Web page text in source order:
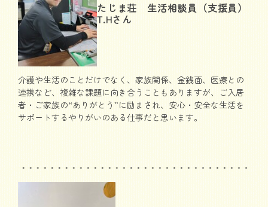
たじま荘 生活相談員（支援員）
T.Hさん
介護や生活のことだけでなく、家族関係、金銭面、医療との
連携など、複雑な課題に向き合うこともありますが、ご入居
者・ご家族の“ありがとう”に励まされ、安心・安全な生活を
サポートするやりがいのある仕事だと思います。